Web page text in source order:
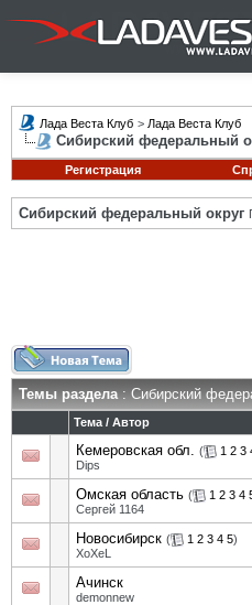
Лада Веста Клуб > Лада Веста Клуб
Сибирский федеральный
Регистрация
Сибирский федеральный округ
Темы раздела: Сибирский
Тема / Автор
Кемеровская обл. ( 1 2 3
Dips
Омская область ( 1 2 3 4
Сергей 1164
Новосибирск ( 1 2 3 4 5)
XoXeL
Ачинск
demonnew